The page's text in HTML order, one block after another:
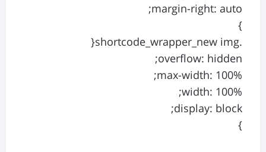
margin-right: auto;
}
.shortcode_wrapper_new img{
overflow: hidden;
max-width: 100%;
width: 100%;
display: block;
}